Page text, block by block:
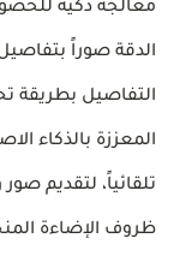
معالجة ذكية
الدقة صوراً بتفاصيل
التفاصيل بطريقة
المعززة بالذكاء
تلقائياً، لتقديم
ظروف الإضاءة